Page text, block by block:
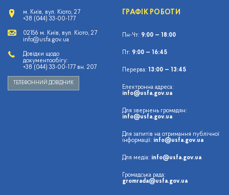
м. Київ, вул. Кіото, 27
+38 (044) 33-00-177
02156 м. Київ, вул. Кіото, 27
info@usfa.gov.ua
Довідки щодо
документообігу:
+38 (044) 33-00-177 вн. 207
ТЕЛЕФОННИЙ ДОВІДНИК
ГРАФІК РОБОТИ
Пн-Чт: 9:00 — 18:00
Пт: 9:00 — 16:45
Перерва: 13:00 — 13:45
Електронна адреса:
info@usfa.gov.ua
Для звернень громадян:
info@usfa.gov.ua
Для запитів на отримання публічної
інформації: info@usfa.gov.ua
Для медіа: info@usfa.gov.ua
Громадська рада:
gromrada@usfa.gov.ua